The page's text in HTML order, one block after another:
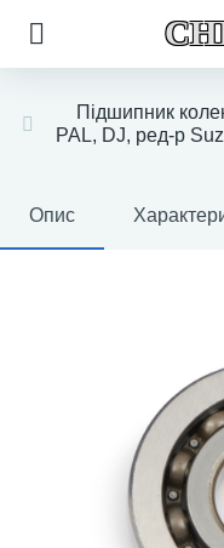
Підшипник
PAL, DJ, ред-р
Опис